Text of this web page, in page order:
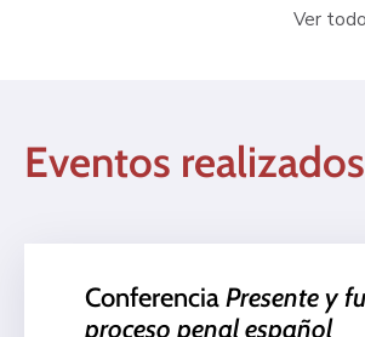
Ver
Eventos realizados
ConferenciaPresente y
proceso penal español